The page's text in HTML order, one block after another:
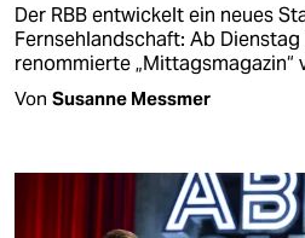
Der RBB entwickelt ein neues
Fernsehlandschaft: Ab
renommierte „Mittagsmagazin“
Von Susanne Messmer